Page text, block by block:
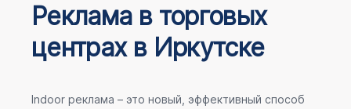
Реклама в торговых
центрах в Иркутске
Indoor реклама – это новый, эффективный способ